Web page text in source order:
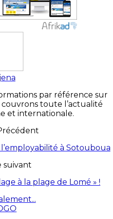
par référence sur
couvrons toute l’actualité
et internationale.
à Sotouboua
suivant
à la plage de Lomé » !